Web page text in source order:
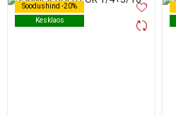
Soodushind -20%
Kesklaos
Soodushind -20%
Kesklaos